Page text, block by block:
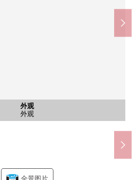
外观
外观
停车场
停车场
门口
收纳
门口
门口
客厅
客厅
客厅
客厅
客厅
客厅
厨房
厨房
厨房
厨房
厨房
厨房
厨房
厨房
厨房
厨房
厨房
收纳
洗脸
洗脸
公共汽车
公共汽车
厕所
设备
西式房间
西式房间
阳台
西式房间
西式房间
西式房间
西式房间
西式房间
西式房间
多贺城八幡小学(约270m)
步行4分钟
市多贺城中学(约2060m)
步行26分钟
"多贺城"车站(约1110m)
步行14分钟
宫前东公园(约390m)
步行5分钟
多贺城东田店(约730m)
步行10分钟
邮政代办所(约1230m)
步行16分钟
行多贺城分店(约1240m)
步行16分钟
合作社多贺城商店(约1360m)
步行17分钟
多贺城八幡店(约1370m)
步行18分钟